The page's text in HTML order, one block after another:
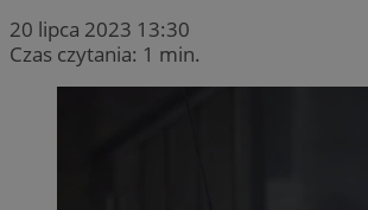
20 lipca 2023 13:30
Czas czytania: 1 min.